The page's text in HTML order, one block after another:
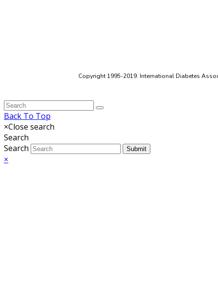
Copyright 1995-2019. International Diabetes
Back To Top
×Close search
Search
Search
Submit
×